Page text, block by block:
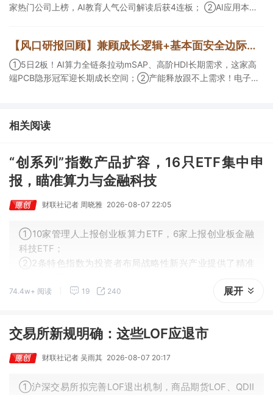
家热门公司上榜，AI教育人气公司解读后获4连板； ②AI应用本周
角前瞻产业供需情况，提及2家核心公司双双涨停。
【风口研报回顾】兼顾成长逻辑+基本面安全边际！王牌自营前瞻覆盖“pcb+MLCC+电子布”，梳理AI产业链优质标的“深坑起跳”
①5日2板！AI算力全链条拉动mSAP、高阶HDI长期需求，这家高
端PCB隐形冠军迎长期成长空间；②产能释放跟不上需求！电子布
价预期暂未被市场定价，王牌自营前瞻捕捉“预期差”，3日大涨
26%。
相关阅读
“创系列”指数产品扩容，16只ETF集中申
报，瞄准算力与金融科技
财联社记者 周晓雅 2026-08-07 22:05
①10家管理人上报创业板算力ETF，6家上报创业板金融
科技ETF；
②2条特色指数为投资者布局战略性新兴产业提供了精准
③相关ETF产品将为中长期机构投资者提供差异化的资产
74.4w+ 阅读 19 240 展开
交易所新规明确：这些LOF应退市
财联社记者 吴雨其 2026-08-07 20:17
①沪深交易所拟完善LOF退出机制，商品期货LOF、QDII